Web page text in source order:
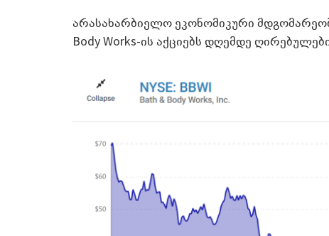
არასახარბიელო ეკონომიკური
Body Works-ის აქციებს დღემდე